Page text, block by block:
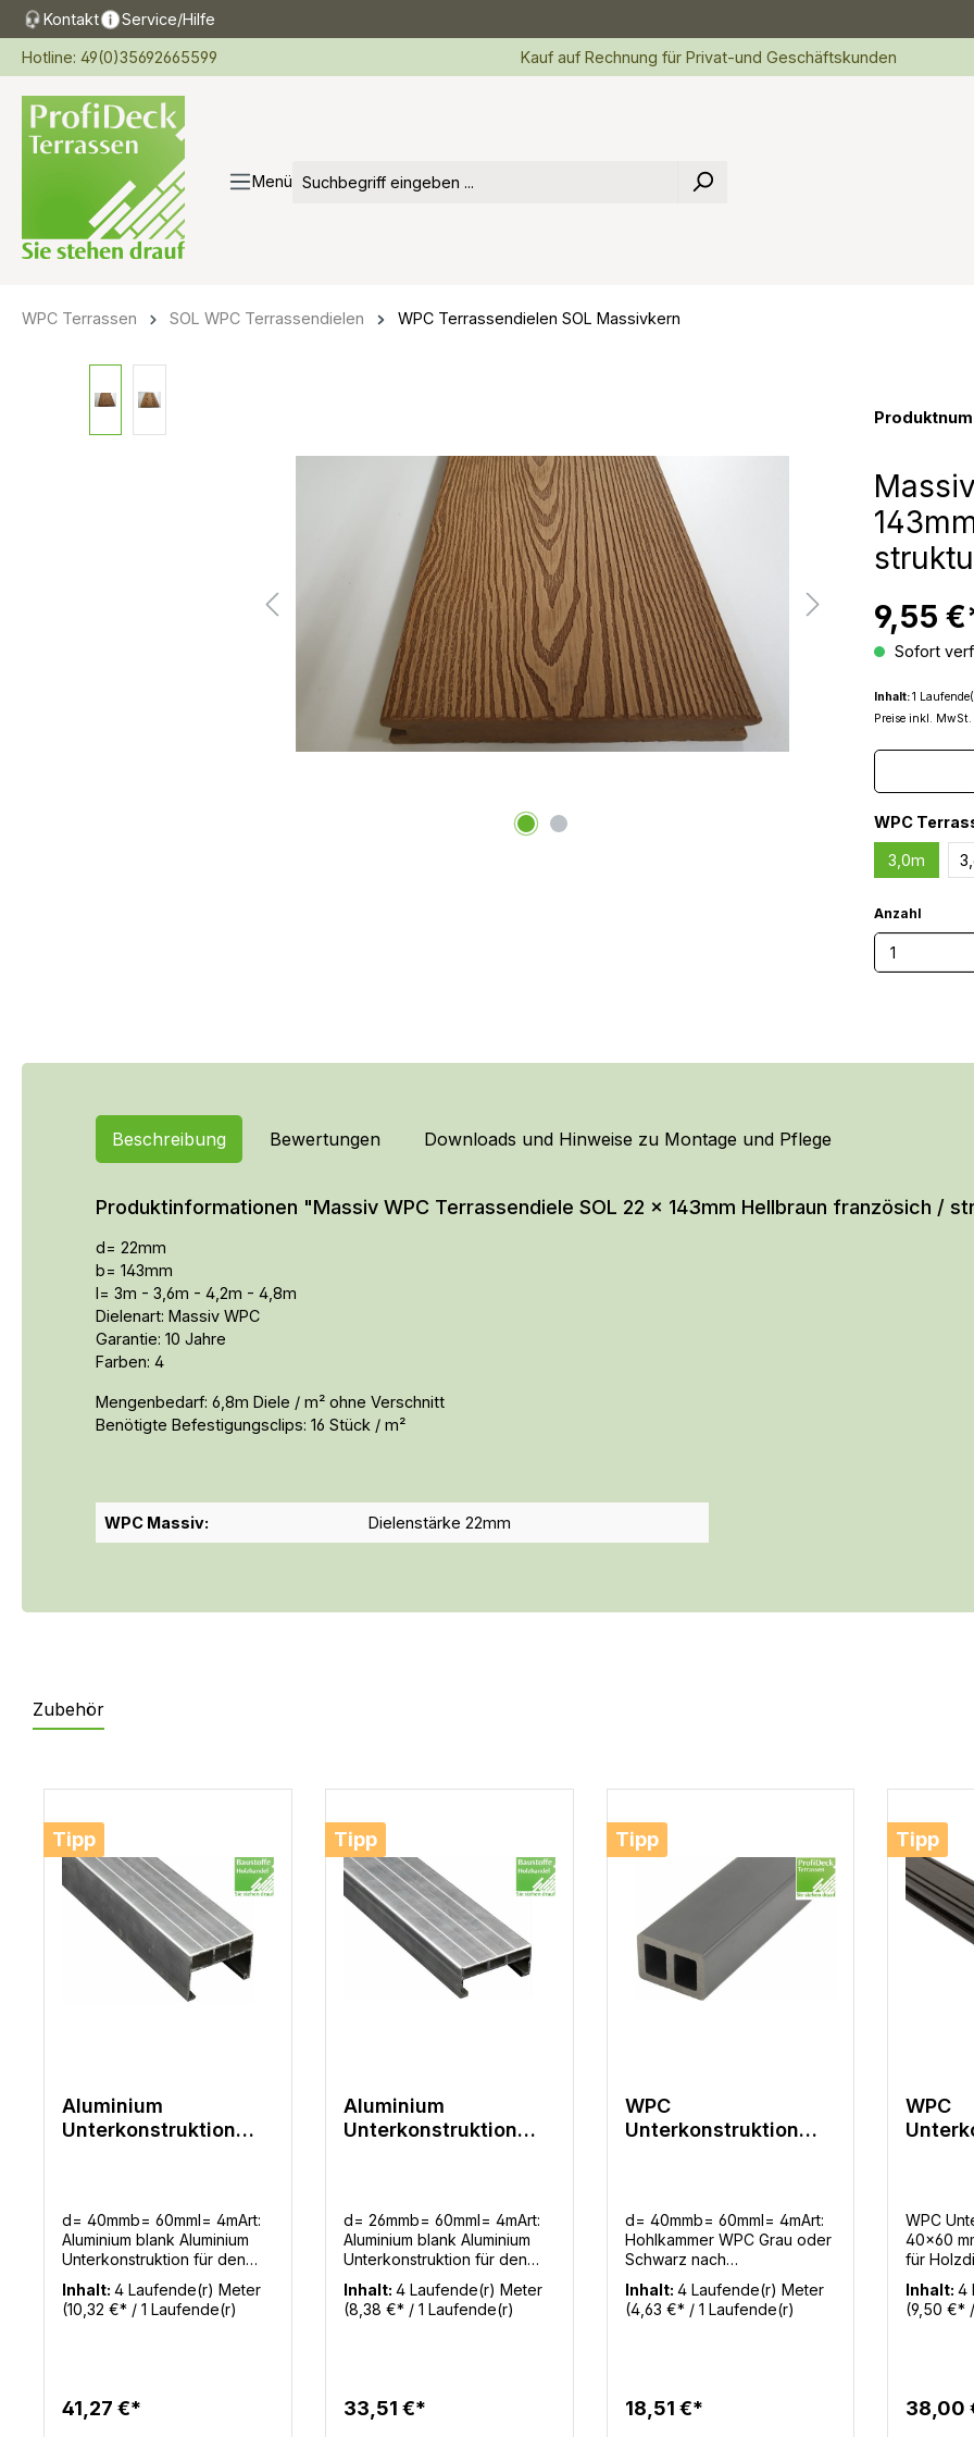
Zur Hauptnavigation springen
Kontakt Service/Hilfe
Hotline: 49(0)35692665599 Kauf auf Rechnung für Privat-und Geschäftskunden
Menü
WPC Terrassen SOL WPC Terrassendielen WPC Terrassendielen SOL Massivkern
9,55
Sofort
Inhalt:1
Preise inkl.
WPC
3,0m
Anzahl
Beschreibung Bewertungen Downloads und Hinweise zu Montage und Pflege
Produktinformationen "Massiv WPC Terrassendiele SOL 22 x 143mm Hellbraun französich /
d= 22mm
b= 143mm
l= 3m - 3,6m - 4,2m - 4,8m
Dielenart: Massiv WPC
Garantie: 10 Jahre
Farben: 4
Mengenbedarf: 6,8m Diele / m² ohne Verschnitt
Benötigte Befestigungsclips: 16 Stück / m²
WPC Massiv: Dielenstärke 22mm
Zubehör
Tipp
Aluminium
Unterkonstruktion
d= 40mmb= 60mml= 4mArt:
Aluminium blank Aluminium
Unterkonstruktion für den
ist geeigent für Holzdielen
und WPC Terrassendielen.
Inhalt: 4 Laufende(r) Meter
(10,32 €* / 1 Laufende(r)
41,27 €*
Tipp
Aluminium
Unterkonstruktion
d= 26mmb= 60mml= 4mArt:
Aluminium blank Aluminium
Unterkonstruktion für den
ist geeigent für Holzdielen
und WPC Terrassendielen.
Inhalt: 4 Laufende(r) Meter
(8,38 €* / 1 Laufende(r)
33,51 €*
Tipp
WPC
Unterkonstruktion
d= 40mmb= 60mml= 4mArt:
Hohlkammer WPC Grau oder
Schwarz nach
UK: 2,8m / m²Mengenbedarf:
6,8m Diele / m² ohne
Inhalt: 4 Laufende(r) Meter
(4,63 €* / 1 Laufende(r)
18,51 €*
Tipp
WPC
WPC
40x60
für
in 4
bietet
Inhalt:4
(9,50 €*
38,00